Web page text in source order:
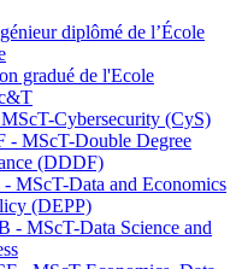
diplômé de l’École
gradué de l'Ecole
Cybersecurity (CyS)
- MScT-Double Degree
(DDDF)
MScT-Data and Economics
(DEPP)
- MScT-Data Science and